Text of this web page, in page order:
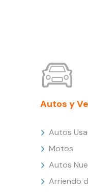
Autos y
Autos
Motos
Autos
Arriendo